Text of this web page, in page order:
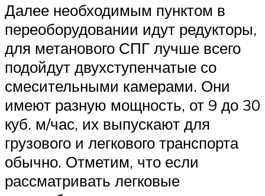
Далее необходимым пунктом в
переоборудовании идут редукторы,
для метанового СПГ лучше всего
подойдут двухступенчатые со
смесительными камерами. Они
имеют разную мощность, от 9 до 30
куб. м/час, их выпускают для
грузового и легкового транспорта
обычно. Отметим, что если
рассматривать легковые